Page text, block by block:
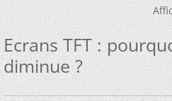
Ecrans TFT :
diminue ?